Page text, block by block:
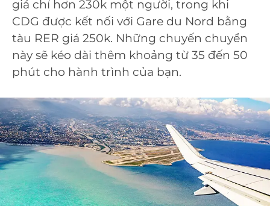
giá chỉ hơn 230k một người, trong khi
CDG được kết nối với Gare du Nord bằng
tàu RER giá 250k. Những chuyến chuyển
này sẽ kéo dài thêm khoảng từ 35 đến 50
phút cho hành trình của bạn.